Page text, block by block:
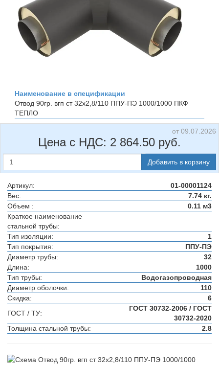
Наименование в спецификации
Отвод 90гр. вгп ст 32х2,8/110 ППУ-ПЭ 1000/1000 ПКФ
ТЕПЛО
от 09.07.2026
Цена с НДС: 2 864.50 руб.
Добавить в корзину
Артикул:
01-00001124
Вес:
7.74 кг.
Объем :
0.11 м3
Краткое наименование
стальной трубы:
Тип изоляции:
1
Тип покрытия:
ППУ-ПЭ
Диаметр трубы:
32
Длина:
1000
Тип трубы:
Водогазопроводная
Диаметр оболочки:
110
Скидка:
6
ГОСТ / ТУ:
ГОСТ 30732-2006 / ГОСТ
30732-2020
Толщина стальной трубы:
2.8